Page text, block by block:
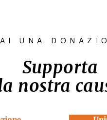
UNA
Supporta
nostra